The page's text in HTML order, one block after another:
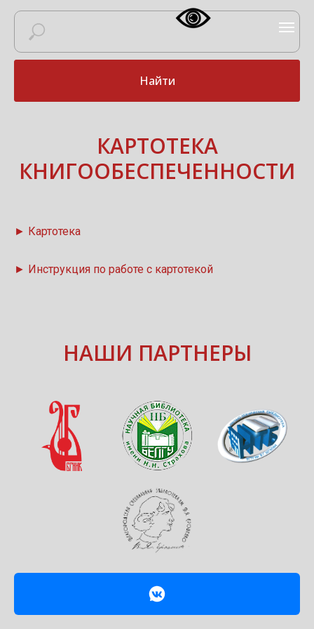
Найти
КАРТОТЕКА
КНИГООБЕСПЕЧЕННОСТИ
► Картотека
► Инструкция по работе с картотекой
НАШИ ПАРТНЕРЫ